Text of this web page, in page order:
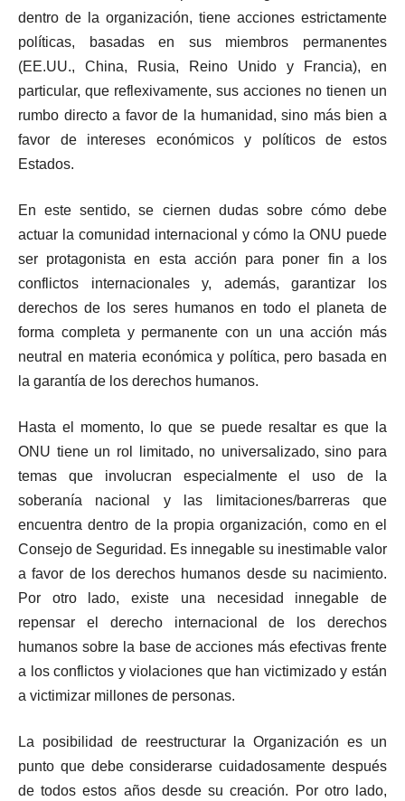
dentro de la organización, tiene acciones estrictamente
políticas, basadas en sus miembros permanentes
(EE.UU., China, Rusia, Reino Unido y Francia), en
particular, que reflexivamente, sus acciones no tienen un
rumbo directo a favor de la humanidad, sino más bien a
favor de intereses económicos y políticos de estos
Estados.
En este sentido, se ciernen dudas sobre cómo debe
actuar la comunidad internacional y cómo la ONU puede
ser protagonista en esta acción para poner fin a los
conflictos internacionales y, además, garantizar los
derechos de los seres humanos en todo el planeta de
forma completa y permanente con un una acción más
neutral en materia económica y política, pero basada en
la garantía de los derechos humanos.
Hasta el momento, lo que se puede resaltar es que la
ONU tiene un rol limitado, no universalizado, sino para
temas que involucran especialmente el uso de la
soberanía nacional y las limitaciones/barreras que
encuentra dentro de la propia organización, como en el
Consejo de Seguridad. Es innegable su inestimable valor
a favor de los derechos humanos desde su nacimiento.
Por otro lado, existe una necesidad innegable de
repensar el derecho internacional de los derechos
humanos sobre la base de acciones más efectivas frente
a los conflictos y violaciones que han victimizado y están
a victimizar millones de personas.
La posibilidad de reestructurar la Organización es un
punto que debe considerarse cuidadosamente después
de todos estos años desde su creación. Por otro lado,